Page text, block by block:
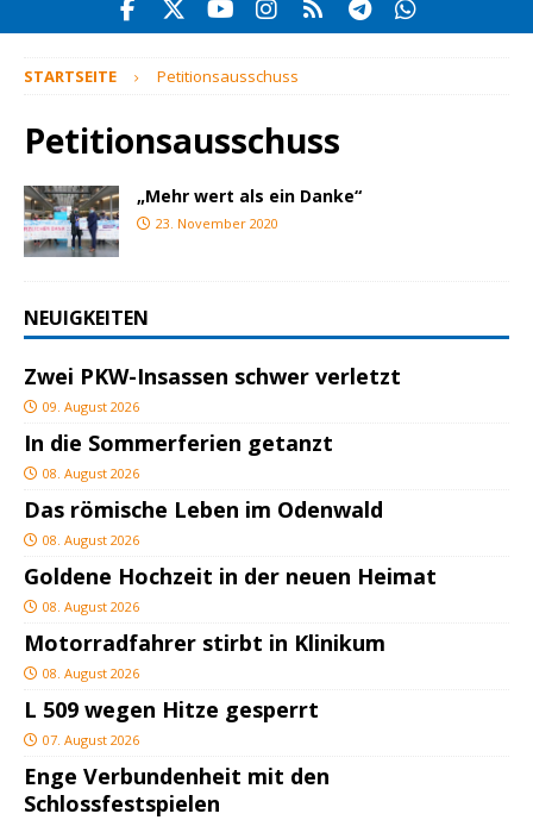
STARTSEITE Petitionsausschuss
Petitionsausschuss
„Mehr wert als ein Danke“
23. November 2020
NEUIGKEITEN
Zwei PKW-Insassen schwer verletzt
09. August 2026
In die Sommerferien getanzt
08. August 2026
Das römische Leben im Odenwald
08. August 2026
Goldene Hochzeit in der neuen Heimat
08. August 2026
Motorradfahrer stirbt in Klinikum
08. August 2026
L 509 wegen Hitze gesperrt
07. August 2026
Enge Verbundenheit mit den
Schlossfestspielen